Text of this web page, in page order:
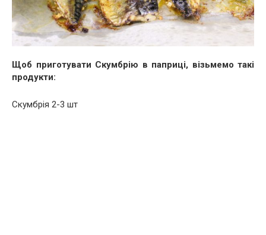
Щоб приготувати Скумбрію в паприці, візьмемо такі
продукти:
Скумбрія 2-3 шт